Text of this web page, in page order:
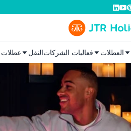
العطلات فعاليات الشركاتالنقل عطلات